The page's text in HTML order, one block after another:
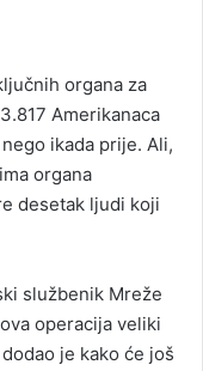
organa za
Amerikanaca
ikada prije. Ali,
organa
desetak ljudi koji
službenik Mreže
operacija veliki
je kako će još